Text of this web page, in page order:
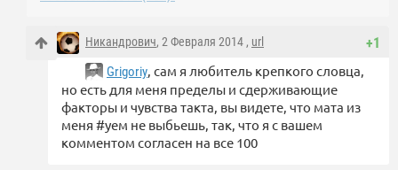
+1
Никандрович, 2 Февраля 2014 , url
Grigoriy, сам я любитель крепкого словца,
но есть для меня пределы и сдерживающие
факторы и чувства такта, вы видете, что мата из
меня #уем не выбьешь, так, что я с вашем
комментом согласен на все 100